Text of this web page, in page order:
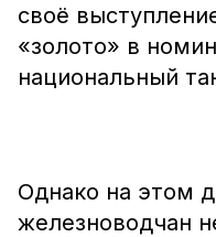
своё
«золото» в
национальный
Однако на этом
железноводчан